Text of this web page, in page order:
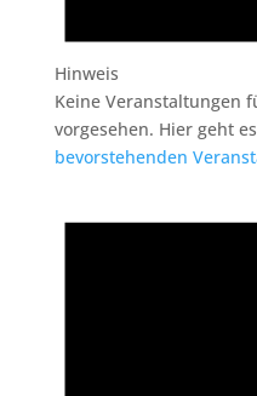
Hinweis
Keine Veranstaltungen
vorgesehen. Hier geht
bevorstehenden